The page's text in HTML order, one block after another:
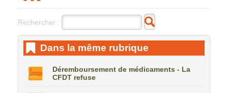
Rechercher :
Dans la même rubrique
Déremboursement de médicaments - La
CFDT refuse